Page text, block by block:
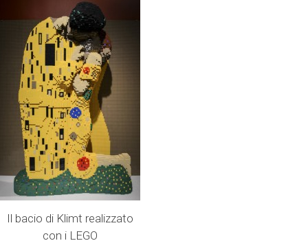
Il bacio di Klimt realizzato
con i LEGO